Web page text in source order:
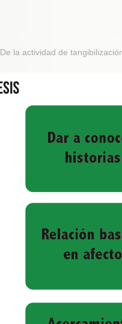
De la actividad de